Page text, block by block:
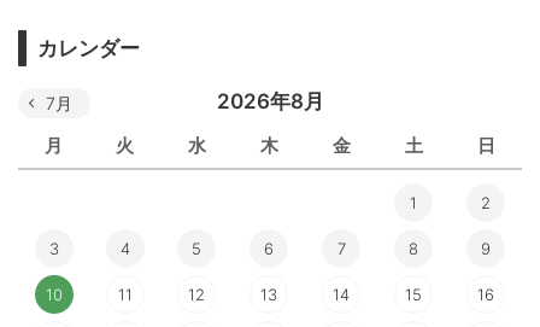
カレンダー
2026年8月
月 火 水 木 金 土 日
7月
1 2
3 4 5 6 7 8 9
10 11 12 13 14 15 16